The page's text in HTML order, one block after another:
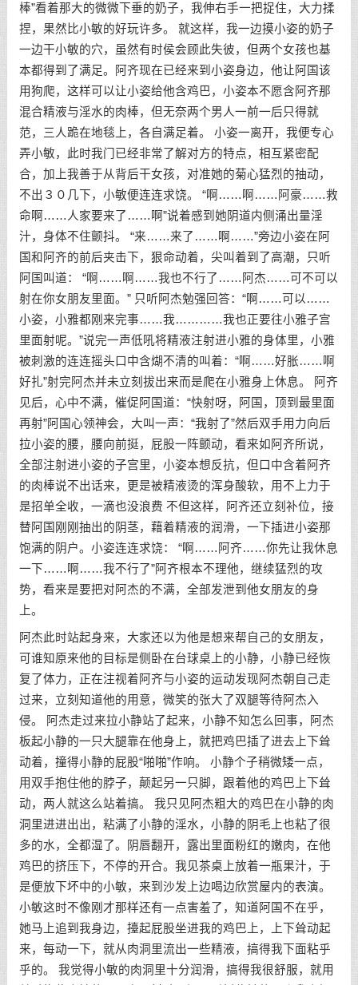
棒”看着那大的微微下垂的奶子，我伸右手一把捉住，大力揉
捏，果然比小敏的好玩许多。 就这样，我一边摸小姿的奶子
一边干小敏的穴，虽然有时侯会顾此失彼，但两个女孩也基
本都得到了满足。阿齐现在已经来到小姿身边，他让阿国该
用狗爬，这样可以让小姿给他含鸡巴，小姿本不愿含阿齐那
混合精液与淫水的肉棒，但无奈两个男人一前一后只得就
范，三人跪在地毯上，各自满足着。 小姿一离开，我便专心
弄小敏，此时我门已经非常了解对方的特点，相互紧密配
合，加上我善于从背后干女孩，对准她的菊心猛烈的抽动，
不出３０几下，小敏便连连求饶。 “啊……啊……阿豪……救
命啊……人家要来了……啊”说着感到她阴道内侧涌出量淫
汁，身体不住颤抖。 “来……来了……啊……”旁边小姿在阿
国和阿齐的前后夹击下，狠命动着，尖叫着到了高潮，只听
阿国叫道： “啊……啊……我也不行了……阿杰……可不可以
射在你女朋友里面。” 只听阿杰勉强回答：“啊……可以……
小姿，小雅都刚来完事……我…………我也正要往小雅子宫
里面射呢。”说完一声低吼将精液注射进小雅的身体里，小雅
被刺激的连连摇头口中含煳不清的叫着：“啊……好胀……啊
好扎”射完阿杰并未立刻拔出来而是爬在小雅身上休息。 阿齐
见后，心中不满，催促阿国道：“快射呀，阿国，顶到最里面
再射”阿国心领神会，大叫一声：“我射了”然后双手用力向后
拉小姿的腰，腰向前挺，屁股一阵颤动，看来如阿齐所说，
全部注射进小姿的子宫里，小姿本想反抗，但口中含着阿齐
的肉棒说不出话来，更是被精液烫的浑身酸软，用不上力于
是招单全收，一滴也没浪费 不但这样，阿齐还立刻补位，接
替阿国刚刚抽出的阴茎，藉着精液的润滑，一下插进小姿那
饱满的阴户。小姿连连求饶： “啊……阿齐……你先让我休息
一下……啊……我不行了”阿齐根本不理他，继续猛烈的攻
势，看来是要把对阿杰的不满，全部发泄到他女朋友的身
上。
阿杰此时站起身来，大家还以为他是想来帮自己的女朋友，
可谁知原来他的目标是侧卧在台球桌上的小静，小静已经恢
复了体力，正在注视着阿齐与小姿的运动发现阿杰朝自己走
过来，立刻知道他的用意，微笑的张大了双腿等待阿杰入
侵。 阿杰走过来拉小静站了起来，小静不知怎么回事，阿杰
板起小静的一只大腿靠在他身上，就把鸡巴插了进去上下耸
动着，撞得小静的屁股“啪啪”作响。 小静个子稍微矮一点，
用双手抱住他的脖子，颠起另一只脚，跟着他的鸡巴上下耸
动，两人就这么站着搞。 我只见阿杰粗大的鸡巴在小静的肉
洞里进进出出，粘满了小静的淫水，小静的阴毛上也粘了很
多的水，全都湿了。阴唇翻开，露出里面粉红的嫩肉，在他
鸡巴的挤压下，不停的开合。我见茶桌上放着一瓶果汁，于
是便放下坏中的小敏，来到沙发上边喝边欣赏屋内的表演。
小敏这时不像刚才那样还有一点害羞了，知道阿国不在乎，
她马上追到我身边，擡起屁股坐进我的鸡巴上，上下耸动起
来，每动一下，就从肉洞里流出一些精液，搞得我下面粘乎
乎的。 我觉得小敏的肉洞里十分润滑，搞得我很舒服，就用